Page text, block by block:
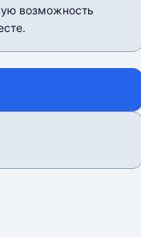
возможность